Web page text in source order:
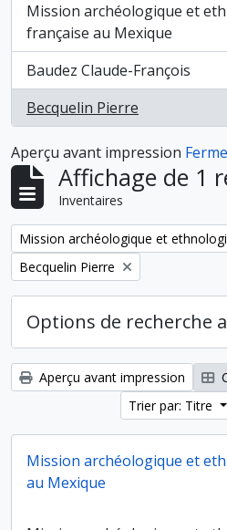
Mission archéologique et
française au Mexique
, 1 résultats
Baudez Claude-François
, 1 résultats
Becquelin Pierre
, 1 résultats
Aperçu avant impression
Affichage de 1
Inventaires
Remove filter:
Remove filter:
Becquelin Pierre
Options de recherche
Aperçu avant impression
Trier par: Titre
Mission archéologique et
au Mexique